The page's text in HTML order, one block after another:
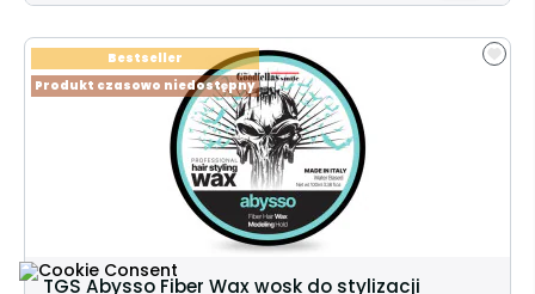
TGS Abysso Fiber Wax wosk do stylizacji
Produkt czasowo niedostępny
Bestseller